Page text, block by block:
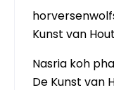
Kunst van
Nasria koh
De Kunst van